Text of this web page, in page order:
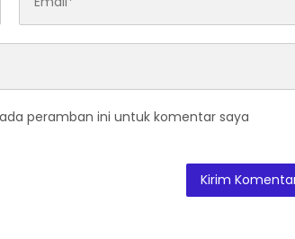
peramban ini untuk komentar saya